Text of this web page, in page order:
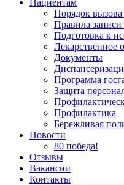
Пациентам
Порядок вызова
Правила
Подготовка к
Лекарственное
Документы
Программа
Защита
Профилактика
Бережливая
Новости
80 победа!
Отзывы
Вакансии
Контакты